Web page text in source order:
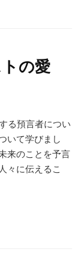
の愛
る預言者につい
いて学びまし
来のことを予言
々に伝えるこ